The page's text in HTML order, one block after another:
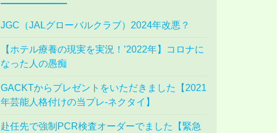
JGC（JALグローバルクラブ）2024年改悪？
【ホテル療養の現実を実況！’2022年】コロナに
なった人の愚痴
GACKTからプレゼントをいただきました【2021
年芸能人格付けの当プレ-ネクタイ】
赴任先で強制PCR検査オーダーでました【緊急